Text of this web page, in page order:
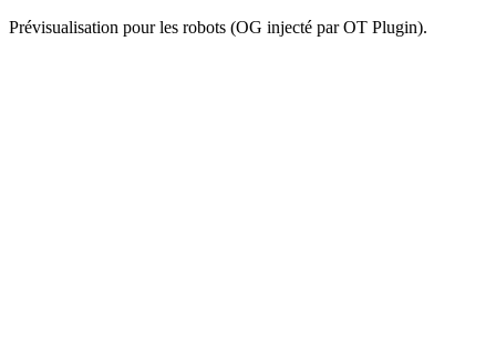
Prévisualisation pour les robots (OG injecté par OT Plugin).